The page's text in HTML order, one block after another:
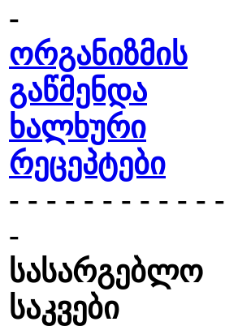
-
ორგანიზმის
გაწმენდა
ხალხური
რეცეპტები
- - - - - - - - - - - -
-
სასარგებლო
საკვები